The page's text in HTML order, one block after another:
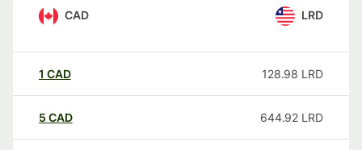
CAD LRD
1 CAD 128.98 LRD
5 CAD 644.92 LRD